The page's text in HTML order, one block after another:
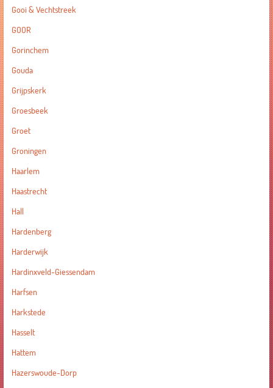
Gooi & Vechtstreek
GOOR
Gorinchem
Gouda
Grijpskerk
Groesbeek
Groet
Groningen
Haarlem
Haastrecht
Hall
Hardenberg
Harderwijk
Hardinxveld-Giessendam
Harfsen
Harkstede
Hasselt
Hattem
Hazerswoude-Dorp